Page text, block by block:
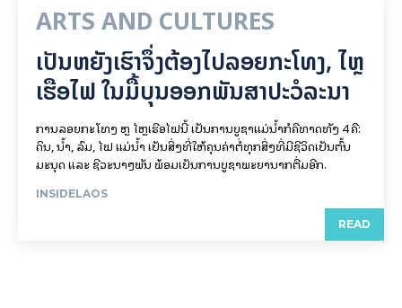
ARTS AND CULTURES
ເປັນ​ຫຍັງ​ເຮົາ​ຈຶ່ງ​ຕ້ອງ​ໄປລອຍ​ກະ​ໂທງ, ໄຫຼ​
ເຮືອ​ໄຟ ໃນ​ມື້​​ບຸນ​ອອກ​ພັນ​ສາ​ປະ​ວໍ​ລະ​ນາ
ການລອຍ​ກະ​ໂທງ ຫຼື ໄຫຼເຮືອໄຟນີ້ ເປັນການບູຊາແມ່ນໍ້າກໍຄືທາດທັງ 4 ຄື:
ດິນ, ນໍ້າ, ລົມ, ໄຟ ແມ່ນໍ້າ ເປັນສິ່ງທີ່ໃຫ້ຄຸນຄ່າຕໍ່ທຸກສິ່ງທີ່ມີຊີວິດເປັນຕົ້ນ
ມະນຸດ ແລະ ຊີວະນາໆພັນ ພ້ອມເປັນການບູຊາພະຍານາກຕື່ມອີກ.
INSIDELAOS
READ